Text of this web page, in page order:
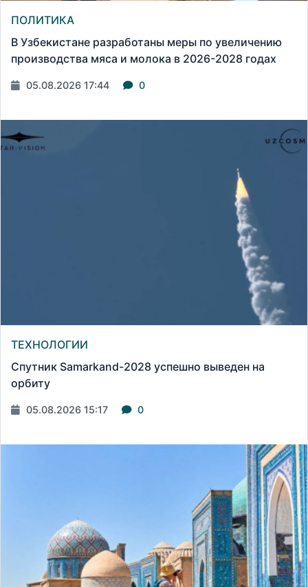
ПОЛИТИКА
В Узбекистане разработаны меры по увеличению
производства мяса и молока в 2026-2028 годах
05.08.2026 17:44 0
ТЕХНОЛОГИИ
Спутник Samarkand-2028 успешно выведен на
орбиту
05.08.2026 15:17 0